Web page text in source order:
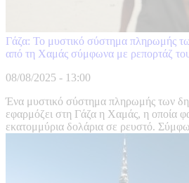
Γάζα: Το μυστικό σύστημα πληρωμής
από τη Χαμάς σύμφωνα με ρεπορτάζ
08/08/2025 - 13:00
Ένα μυστικό σύστημα πληρωμής των
εφαρμόζει στη Γάζα η Χαμάς, η οποία
εκατομμύρια δολάρια σε ρευστό.